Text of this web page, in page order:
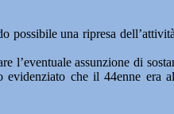
una ripresa
assunzione di
che il 44enne era